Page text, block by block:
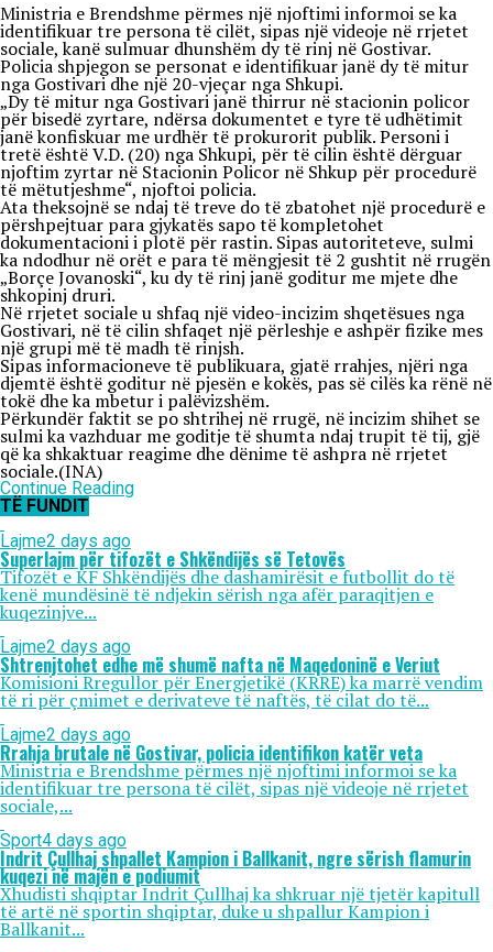
Ministria e Brendshme përmes një njoftimi informoi se ka
identifikuar tre persona të cilët, sipas një videoje në rrjetet
sociale, kanë sulmuar dhunshëm dy të rinj në Gostivar.
Policia shpjegon se personat e identifikuar janë dy të mitur
nga Gostivari dhe një 20-vjeçar nga Shkupi.
„Dy të mitur nga Gostivari janë thirrur në stacionin policor
për bisedë zyrtare, ndërsa dokumentet e tyre të udhëtimit
janë konfiskuar me urdhër të prokurorit publik. Personi i
tretë është V.D. (20) nga Shkupi, për të cilin është dërguar
njoftim zyrtar në Stacionin Policor në Shkup për procedurë
të mëtutjeshme“, njoftoi policia.
Ata theksojnë se ndaj të treve do të zbatohet një procedurë e
përshpejtuar para gjykatës sapo të kompletohet
dokumentacioni i plotë për rastin. Sipas autoriteteve, sulmi
ka ndodhur në orët e para të mëngjesit të 2 gushtit në rrugën
„Borçe Jovanoski“, ku dy të rinj janë goditur me mjete dhe
shkopinj druri.
Në rrjetet sociale u shfaq një video-incizim shqetësues nga
Gostivari, në të cilin shfaqet një përleshje e ashpër fizike mes
një grupi më të madh të rinjsh.
Sipas informacioneve të publikuara, gjatë rrahjes, njëri nga
djemtë është goditur në pjesën e kokës, pas së cilës ka rënë në
tokë dhe ka mbetur i palëvizshëm.
Përkundër faktit se po shtrihej në rrugë, në incizim shihet se
sulmi ka vazhduar me goditje të shumta ndaj trupit të tij, gjë
që ka shkaktuar reagime dhe dënime të ashpra në rrjetet
sociale.(INA)
Continue Reading
TË FUNDIT
Lajme2 days ago
Superlajm për tifozët e Shkëndijës së Tetovës
Tifozët e KF Shkëndijës dhe dashamirësit e futbollit do të
kenë mundësinë të ndjekin sërish nga afër paraqitjen e
kuqezinjve...
Lajme2 days ago
Shtrenjtohet edhe më shumë nafta në Maqedoninë e Veriut
Komisioni Rregullor për Energjetikë (KRRE) ka marrë vendim
të ri për çmimet e derivateve të naftës, të cilat do të...
Lajme2 days ago
Rrahja brutale në Gostivar, policia identifikon katër veta
Ministria e Brendshme përmes një njoftimi informoi se ka
identifikuar tre persona të cilët, sipas një videoje në rrjetet
sociale,...
Sport4 days ago
Indrit Çullhaj shpallet Kampion i Ballkanit, ngre sërish flamurin
kuqezi në majën e podiumit
Xhudisti shqiptar Indrit Çullhaj ka shkruar një tjetër kapitull
të artë në sportin shqiptar, duke u shpallur Kampion i
Ballkanit...